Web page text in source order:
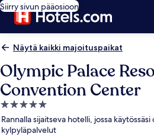
Siirry sivun pääosioon
Näytä kaikki majoituspaikat
Olympic Palace
Convention Center
5.0
tähden
majoituspaikka
Rannalla sijaitseva hotelli, jossa
kylpyläpalvelut